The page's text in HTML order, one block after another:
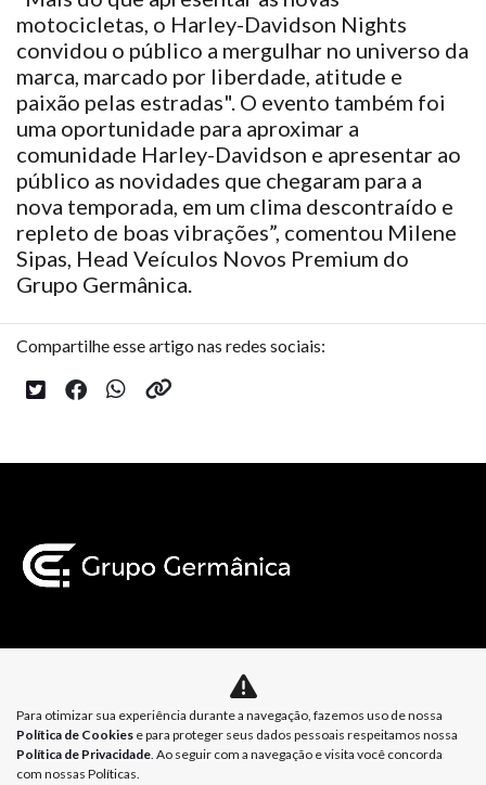
motocicletas, o Harley-Davidson Nights
convidou o público a mergulhar no universo da
marca, marcado por liberdade, atitude e
paixão pelas estradas". O evento também foi
uma oportunidade para aproximar a
comunidade Harley-Davidson e apresentar ao
público as novidades que chegaram para a
nova temporada, em um clima descontraído e
repleto de boas vibrações”, comentou Milene
Sipas, Head Veículos Novos Premium do
Grupo Germânica.
Compartilhe esse artigo nas redes sociais:
Política de Privacidade Política de Cookies
Para otimizar sua experiência durante a navegação, fazemos uso de nossa
Política de Cookies e para proteger seus dados pessoais respeitamos nossa
Política de Privacidade. Ao seguir com a navegação e visita você concorda
com nossas Políticas.